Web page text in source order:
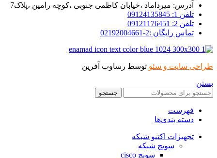
آدرس: میرداماد ،خیابان کاظمی جنوبی ،کوچه رامین ،پلاک7
تلفن 1: 09124135845
تلفن 2: 09121176451
تماس رایگان :2-02192004661
طراحی سایت و سئو توسط رساوب آفرین
بستن
جستجو
فهرست
دسته بندی‌ها
تجهیزات اکتیو شبکه
سویچ شبکه
سویچ cisco